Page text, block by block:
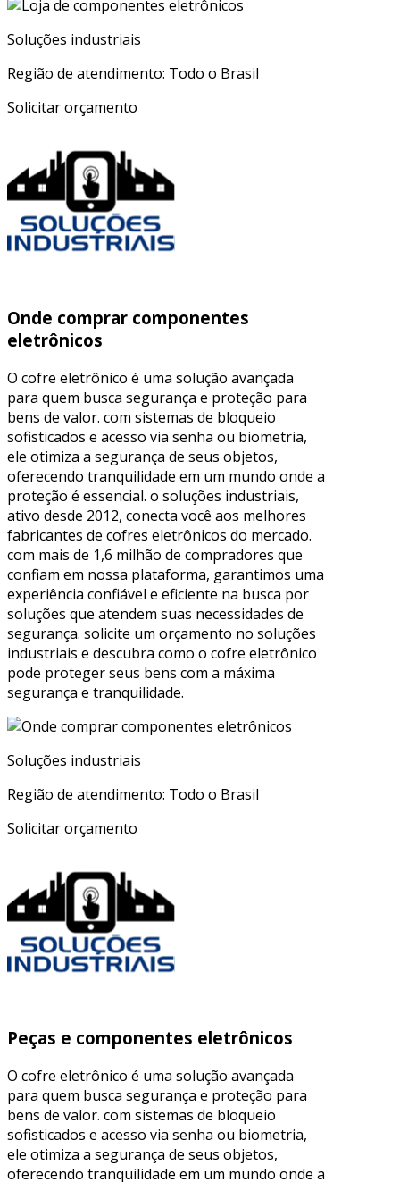
Soluções industriais
Região de atendimento: Todo o Brasil
Solicitar orçamento
Onde comprar componentes
eletrônicos
O cofre eletrônico é uma solução avançada
para quem busca segurança e proteção para
bens de valor. com sistemas de bloqueio
sofisticados e acesso via senha ou biometria,
ele otimiza a segurança de seus objetos,
oferecendo tranquilidade em um mundo onde a
proteção é essencial. o soluções industriais,
ativo desde 2012, conecta você aos melhores
fabricantes de cofres eletrônicos do mercado.
com mais de 1,6 milhão de compradores que
confiam em nossa plataforma, garantimos uma
experiência confiável e eficiente na busca por
soluções que atendem suas necessidades de
segurança. solicite um orçamento no soluções
industriais e descubra como o cofre eletrônico
pode proteger seus bens com a máxima
segurança e tranquilidade.
Soluções industriais
Região de atendimento: Todo o Brasil
Solicitar orçamento
Peças e componentes eletrônicos
O cofre eletrônico é uma solução avançada
para quem busca segurança e proteção para
bens de valor. com sistemas de bloqueio
sofisticados e acesso via senha ou biometria,
ele otimiza a segurança de seus objetos,
oferecendo tranquilidade em um mundo onde a